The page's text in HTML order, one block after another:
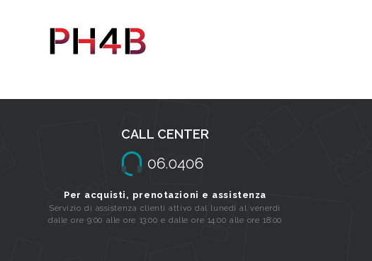
CALL CENTER
Per acquisti, prenotazioni e assistenza
Servizio di assistenza clienti attivo dal lunedi al venerdi
dalle ore 9:00 alle ore 13:00 e dalle ore 14:00 alle ore 18:00